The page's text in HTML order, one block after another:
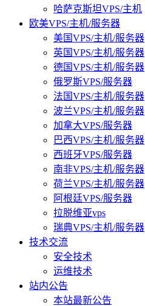
哈萨克斯坦VPS/主机
欧美VPS/主机/服务器
美国VPS/主机/服务器
英国VPS/主机/服务器
德国VPS/主机/服务器
俄罗斯VPS/服务器
法国VPS/主机/服务器
波兰VPS/主机/服务器
加拿大VPS/服务器
巴西VPS/主机/服务器
西班牙VPS/服务器
南非VPS/主机/服务器
荷兰VPS/主机/服务器
阿根廷VPS/服务器
拉脱维亚vps
瑞典VPS/主机/服务器
技术交流
安全技术
运维技术
站内公告
本站最新公告